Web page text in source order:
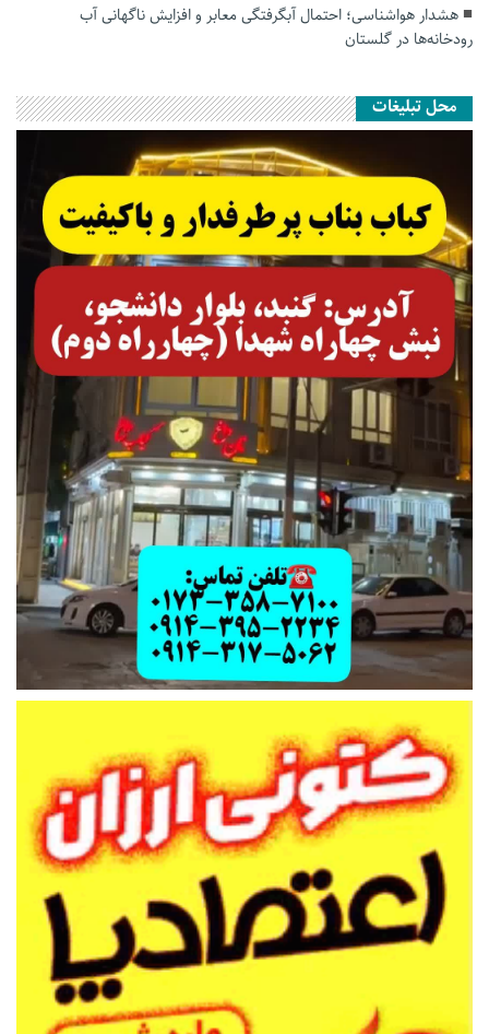
هشدار هواشناسی؛ احتمال آبگرفتگی معابر و افزایش ناگهانی آب
رودخانه‌ها در گلستان
محل تبلیغات